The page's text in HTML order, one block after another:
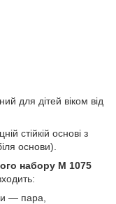
для дітей віком від
стійкій основі з
основи).
набору М 1075
— пара,